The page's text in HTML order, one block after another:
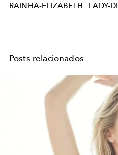
RAINHA-ELIZABETH LADY-DI
Posts relacionados